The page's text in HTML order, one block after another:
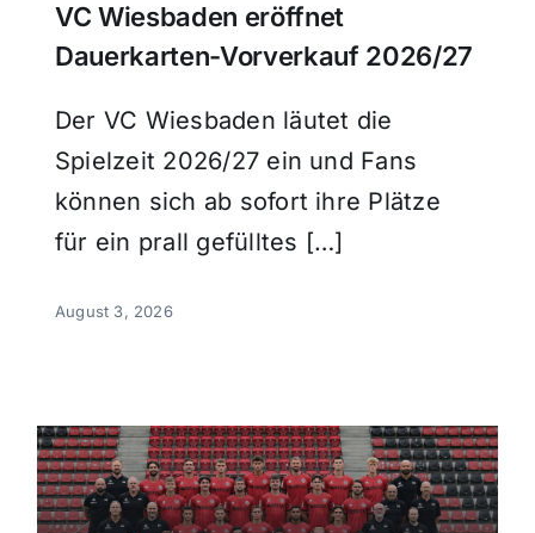
VC Wiesbaden eröffnet
Dauerkarten-Vorverkauf 2026/27
Der VC Wiesbaden läutet die
Spielzeit 2026/27 ein und Fans
können sich ab sofort ihre Plätze
für ein prall gefülltes […]
August 3, 2026